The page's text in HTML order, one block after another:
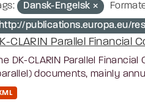
Dansk-Engelsk
http://publications.europa.eu/
CLARIN Parallel Financial
DK-CLARIN Parallel
documents, mainly